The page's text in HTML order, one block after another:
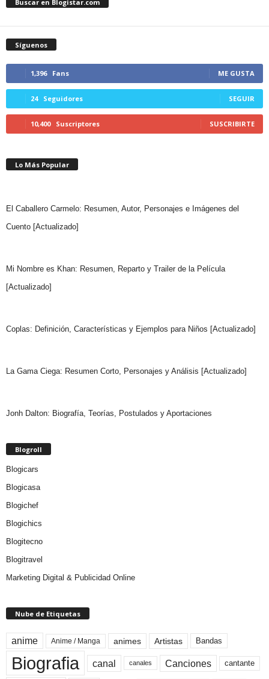
Buscar en Blogistar.com
Síguenos
1,396 Fans ME GUSTA
24 Seguidores SEGUIR
10,400 Suscriptores SUSCRIBIRTE
Lo Más Popular
El Caballero Carmelo: Resumen, Autor, Personajes e Imágenes del
Cuento [Actualizado]
Mi Nombre es Khan: Resumen, Reparto y Trailer de la Película
[Actualizado]
Coplas: Definición, Características y Ejemplos para Niños [Actualizado]
La Gama Ciega: Resumen Corto, Personajes y Análisis [Actualizado]
Jonh Dalton: Biografía, Teorías, Postulados y Aportaciones
Blogroll
Blogicars
Blogicasa
Blogichef
Blogichics
Blogitecno
Blogitravel
Marketing Digital & Publicidad Online
Nube de Etiquetas
anime Anime / Manga animes Artistas Bandas
Biografia canal canales Canciones cantante